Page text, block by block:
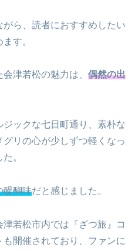
ら、読者におすすめしたい
す。
津若松の魅力は、 偶然の出
ックな七日町通り、素朴な
リの心が少しずつ軽くなっ
。
醍醐味だと感じました。
若松市内では『ざつ旅』コ
開催されており、ファンに